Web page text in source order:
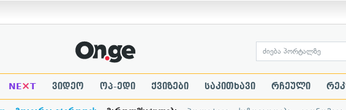
NE×T ვიდეო ოპ-ედი ქვიზები საკითხავი რჩეული